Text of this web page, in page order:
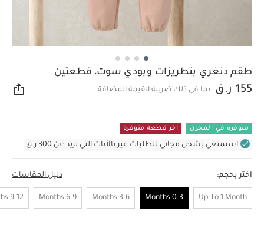
طقم دنغري بتطريزات وبودي سوت، قطعتين
155 ر.ق بما في ذلك ضريبة القيمة المضافة
متوفرة في المخزن اخر قطعة متوفرة
استمتعي بشحن مجاني للطلبات غير بالأثاث التي تزيد عن 300 ر.ق
اختر بحجم: دليل المقاسات
Up To 1 Month
0-3 Months
3-6 Months
6-9 Months
9-12 Months